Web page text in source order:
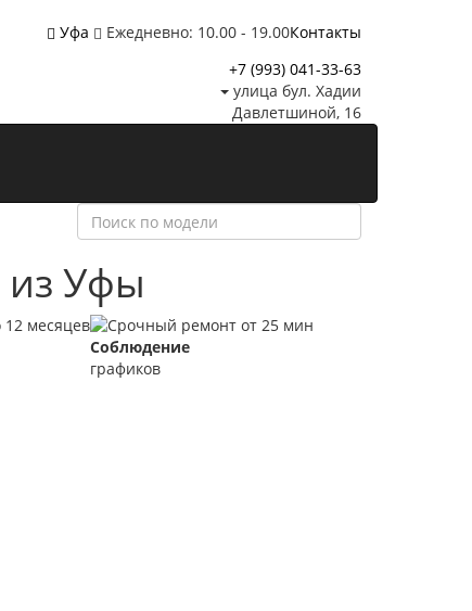
Уфа
Ежедневно: 10.00 - 19.00Контакты
+7 (993) 041-33-63
улица бул. Хадии
Давлетшиной, 16
из Уфы
Соблюдение
графиков